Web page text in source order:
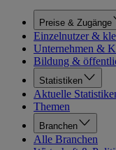
Preise & Zugänge
Einzelnutzer &
Unternehmen &
Bildung &
Statistiken
Aktuelle
Themen
Branchen
Alle Branchen